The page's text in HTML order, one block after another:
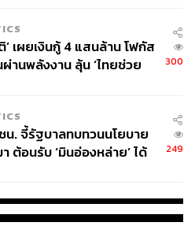
’ เผยเงินกู้ 4 แสนล้าน โฟกัส
านพลังงาน ลุ้น ‘ไทยช่วย
300
น. จี้รัฐบาลทบทวนนโยบาย
ต้อนรับ ‘มินอ่องหล่าย’ ได้
249